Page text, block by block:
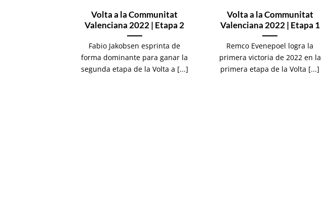
Volta a la Communitat
Valenciana 2022 | Etapa 2
Fabio Jakobsen esprinta de
forma dominante para ganar la
segunda etapa de la Volta a [...]
Volta a la Communitat
Valenciana 2022 | Etapa 1
Remco Evenepoel logra la
primera victoria de 2022 en la
primera etapa de la Volta [...]